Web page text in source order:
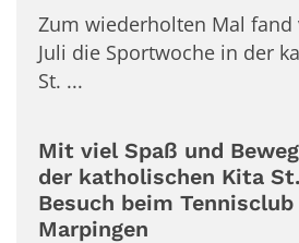
Zum wiederholten Mal fand
Juli die Sportwoche in der
St. ...
Mit viel Spaß und
der katholischen Kita
Besuch beim
Marpingen